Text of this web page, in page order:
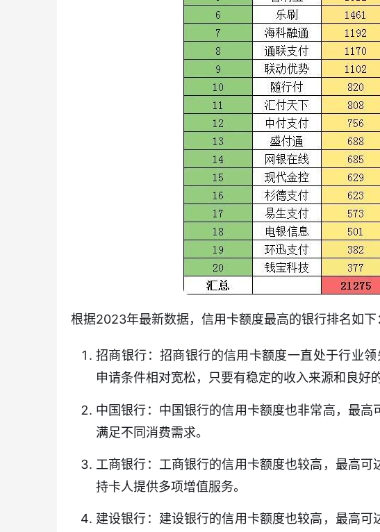
根据2023年最新数据，信用卡额度最高的银行排名如下
招商银行：招商银行的信用卡额度一直处于行业
申请条件相对宽松，只要有稳定的收入来源和良好
中国银行：中国银行的信用卡额度也非常高，最
满足不同消费需求。
工商银行：工商银行的信用卡额度也较高，最高
持卡人提供多项增值服务。
建设银行：建设银行的信用卡额度也较高，最高